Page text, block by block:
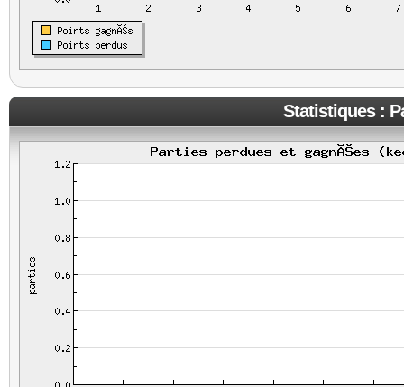
Statistiques :